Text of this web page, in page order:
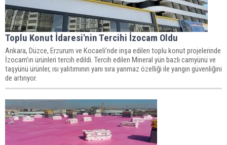
Toplu Konut İdaresi'nin Tercihi İzocam Oldu
Ankara, Düzce, Erzurum ve Kocaeli’nde inşa edilen toplu konut projelerinde
İzocam’ın ürünleri tercih edildi. Tercih edilen Mineral yün bazlı camyünü ve
taşyünü ürünler, ısı yalıtımının yanı sıra yanmaz özelliği ile yangın güvenliğini
de artırıyor.